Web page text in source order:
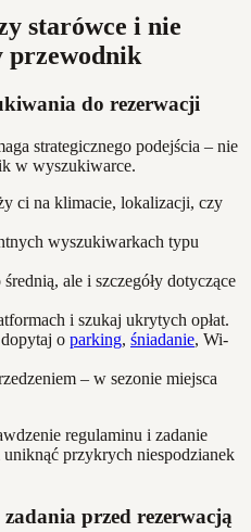
starówce i nie
przewodnik
do rezerwacji
strategicznego podejścia – nie
w wyszukiwarce.
ci na klimacie, lokalizacji, czy
wyszukiwarkach typu
ale i szczegóły dotyczące
i szukaj ukrytych opłat.
o parking, śniadanie, Wi-
– w sezonie miejsca
regulaminu i zadanie
przykrych niespodzianek
przed rezerwacją